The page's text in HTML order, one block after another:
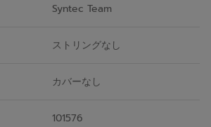
Syntec Team
ストリングなし
カバーなし
101576